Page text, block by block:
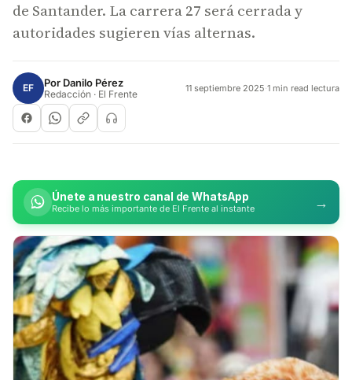
de Santander. La carrera 27 será cerrada y
autoridades sugieren vías alternas.
EF Por Danilo Pérez
Redacción · El Frente 11 septiembre 2025·1 min read lectura
Únete a nuestro canal de WhatsApp
Recibe lo más importante de El Frente al instante →